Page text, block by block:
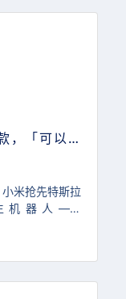
，「可以科
筹历史销冠
米抢先特斯拉
机器人——
在家中漫游的
。 特斯拉的擎